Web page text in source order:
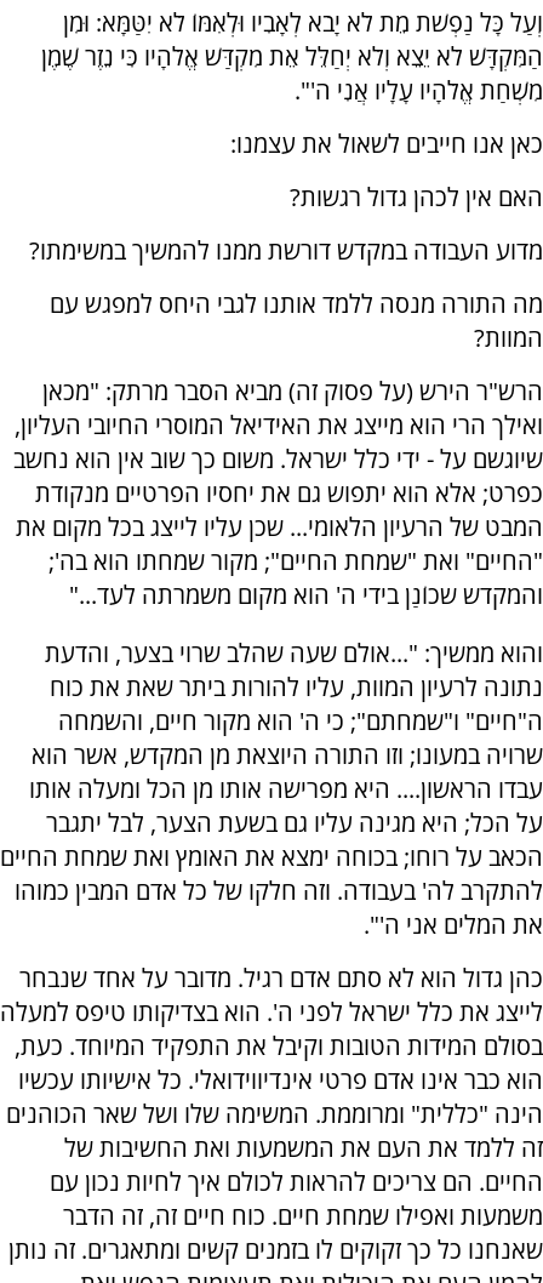
וְעַל כָּל נַפְשֹׁת מֵת לֹא יָבֹא לְאָבִיו וּלְאִמּוֹ לֹא יִטַּמָּא: וּמִן
הַמִּקְדָּשׁ לֹא יֵצֵא וְלֹא יְחַלֵּל אֵת מִקְדַּשׁ אֱלֹהָיו כִּי נֵזֶר שֶׁמֶן
מִשְׁחַת אֱלֹהָיו עָלָיו אֲנִי ה'".
כאן אנו חייבים לשאול את עצמנו:
האם אין לכהן גדול רגשות?
מדוע העבודה במקדש דורשת ממנו להמשיך במשימתו?
מה התורה מנסה ללמד אותנו לגבי היחס למפגש עם
המוות?
הרש"ר הירש (על פסוק זה) מביא הסבר מרתק: "מכאן
ואילך הרי הוא מייצג את האידיאל המוסרי החיובי העליון,
שיוגשם על - ידי כלל ישראל. משום כך שוב אין הוא נחשב
כפרט; אלא הוא יתפוש גם את יחסיו הפרטיים מנקודת
המבט של הרעיון הלאומי... שכן עליו לייצג בכל מקום את
"החיים" ואת "שמחת החיים"; מקור שמחתו הוא בה';
והמקדש שכוֹנַן בידי ה' הוא מקום משמרתה לעד..."
והוא ממשיך: "...אולם שעה שהלב שרוי בצער, והדעת
נתונה לרעיון המוות, עליו להורות ביתר שאת את כוח
ה"חיים" ו"שמחתם"; כי ה' הוא מקור חיים, והשמחה
שרויה במעונו; וזו התורה היוצאת מן המקדש, אשר הוא
עבדו הראשון.... היא מפרישה אותו מן הכל ומעלה אותו
על הכל; היא מגינה עליו גם בשעת הצער, לבל יתגבר
הכאב על רוחו; בכוחה ימצא את האומץ ואת שמחת החיים
להתקרב לה' בעבודה. וזה חלקו של כל אדם המבין כמוהו
את המלים אני ה'".
כהן גדול הוא לא סתם אדם רגיל. מדובר על אחד שנבחר
לייצג את כלל ישראל לפני ה'. הוא בצדיקותו טיפס למעלה
בסולם המידות הטובות וקיבל את התפקיד המיוחד. כעת,
הוא כבר אינו אדם פרטי אינדיווידואלי. כל אישיותו עכשיו
הינה "כללית" ומרוממת. המשימה שלו ושל שאר הכוהנים
זה ללמד את העם את המשמעות ואת החשיבות של
החיים. הם צריכים להראות לכולם איך לחיות נכון עם
משמעות ואפילו שמחת חיים. כוח חיים זה, זה הדבר
שאנחנו כל כך זקוקים לו בזמנים קשים ומתאגרים. זה נותן